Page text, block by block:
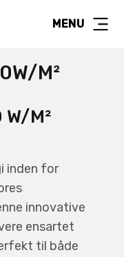
MENU
M²
W/M²
inden for
innovative
ensartet
til både